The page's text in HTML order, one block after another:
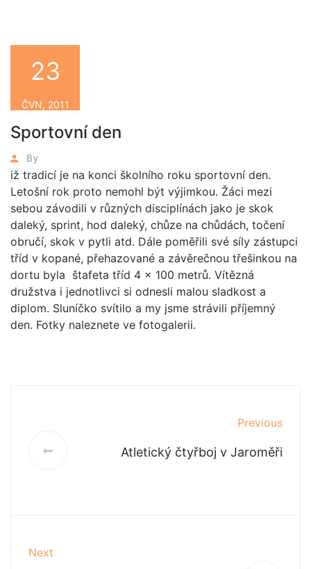
Sportovní den
By
23
ČVN, 2011
iž tradicí je na konci školního roku sportovní den.
Letošní rok proto nemohl být výjimkou. Žáci mezi
sebou závodili v různých disciplínách jako je skok
daleký, sprint, hod daleký, chůze na chůdách, točení
obručí, skok v pytli atd. Dále poměřili své síly zástupci
tříd v kopané, přehazované a závěrečnou třešinkou na
dortu byla štafeta tříd 4 x 100 metrů. Vítězná
družstva i jednotlivci si odnesli malou sladkost a
diplom. Sluníčko svítilo a my jsme strávili příjemný
den. Fotky naleznete ve fotogalerii.
Previous
Atletický čtyřboj v Jaroměři
Next